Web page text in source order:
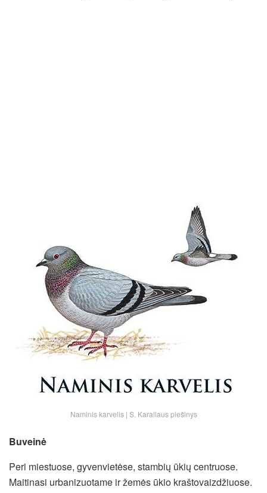
Naminis karvelis | S. Karaliaus piešinys
Buveinė
Peri miestuose, gyvenvietėse, stambių ūkių centruose.
Maitinasi urbanizuotame ir žemės ūkio kraštovaizdžiuose.